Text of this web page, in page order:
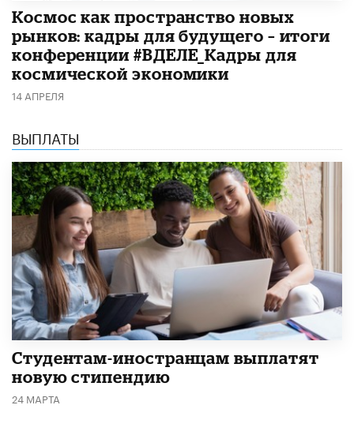
Космос как пространство новых
рынков: кадры для будущего – итоги
конференции #ВДЕЛЕ_Кадры для
космической экономики
14 АПРЕЛЯ
ВЫПЛАТЫ
Студентам-иностранцам выплатят
новую стипендию
24 МАРТА